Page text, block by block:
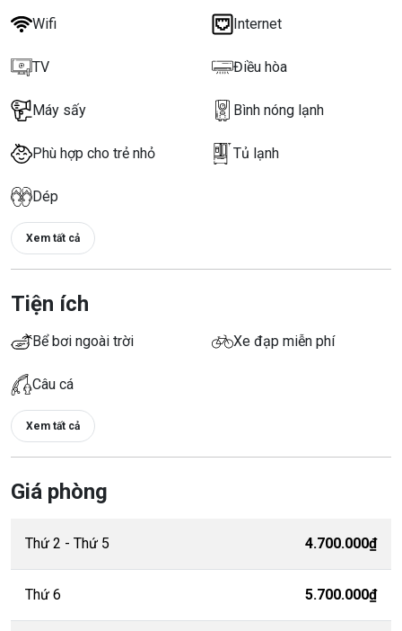
Wifi Internet
TV Điều hòa
Máy sấy Bình nóng lạnh
Phù hợp cho trẻ nhỏ Tủ lạnh
Dép
Xem tất cả
Tiện ích
Bể bơi ngoài trời Xe đạp miễn phí
Câu cá
Xem tất cả
Giá phòng
Thứ 2 - Thứ 5 4.700.000₫
Thứ 6 5.700.000₫